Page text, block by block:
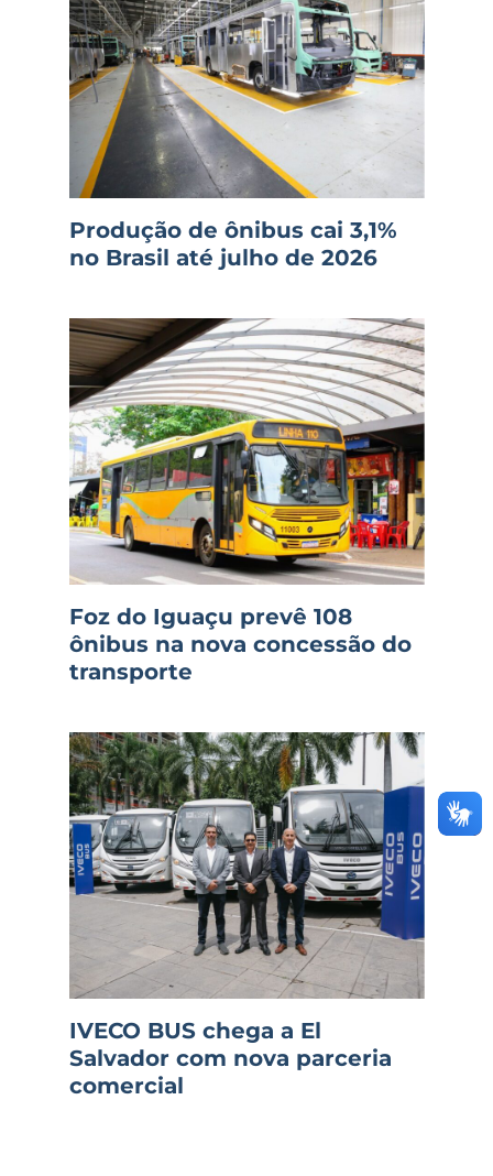
Produção de ônibus cai 3,1%
no Brasil até julho de 2026
Foz do Iguaçu prevê 108
ônibus na nova concessão do
transporte
IVECO BUS chega a El
Salvador com nova parceria
comercial